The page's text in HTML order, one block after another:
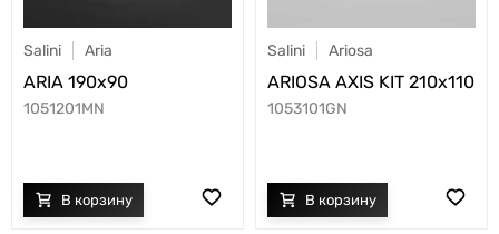
Salini Aria
ARIA 190х90
1051201MN
Salini Ariosa
ARIOSA AXIS KIT 210x110
1053101GN